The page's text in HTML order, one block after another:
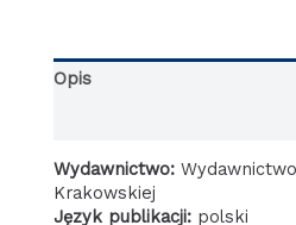
Odbudowa
iOpis
Wydawnictwo:
Krakowskiej
Język publikacji: polski